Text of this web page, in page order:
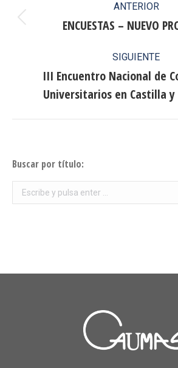
entre
publicaciones
ANTERIOR
ENCUESTAS – NUEVO
SIGUIENTE
siguiente:
III Encuentro Nacional de
Universitarios en Castilla y
Buscar por título:
Buscar: